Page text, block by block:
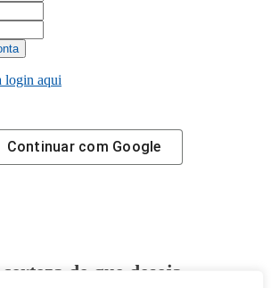
login aqui
Continuar com Google
de que deseja